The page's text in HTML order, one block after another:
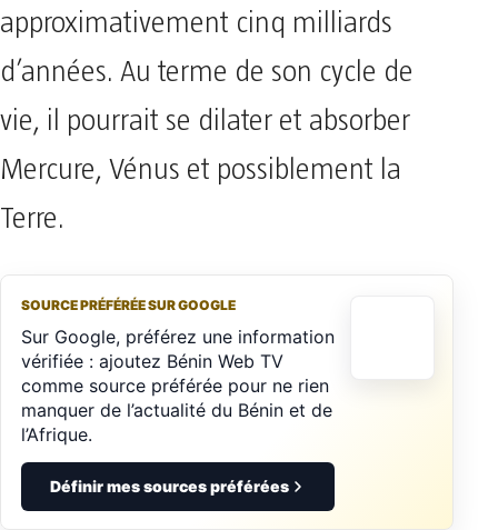
approximativement cinq milliards
d’années. Au terme de son cycle de
vie, il pourrait se dilater et absorber
Mercure, Vénus et possiblement la
Terre.
SOURCE PRÉFÉRÉE SUR GOOGLE
Sur Google, préférez une information
vérifiée : ajoutez Bénin Web TV
comme source préférée pour ne rien
manquer de l’actualité du Bénin et de
l’Afrique.
Définir mes sources préférées